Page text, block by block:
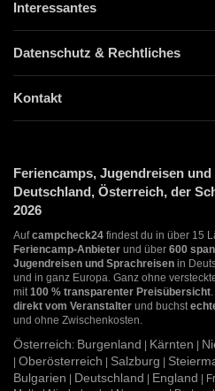
Interessantes
Datenschutz & Rechtliches
Kontakt
Feriencamps, Jugendreisen
Deutschland, Österreich, der
2026
Aufcampcheck24 findest du in über 15
Feriencamp-Anbieter und über 600
Jugendreisen und Sprachreisen in
und in ganz Europa. Ganz ohne
mit100 % transparenter Preisübersicht
direkt vom Veranstalter und buchst
und ohne Zwischenkosten.
Österreich: Burgenland Kärnten
Oberösterreich Salzburg
Bulgarien
Deutschland England |